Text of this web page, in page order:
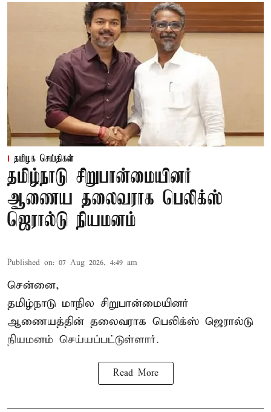
தமிழக செய்திகள்
தமிழ்நாடு சிறுபான்மையினர்
ஆணைய தலைவராக பெலிக்ஸ்
ஜெரால்டு நியமனம்
Published on: 07 Aug 2026, 4:49 am
சென்னை,
தமிழ்நாடு மாநில சிறுபான்மையினர்
ஆணையத்தின் தலைவராக பெலிக்ஸ் ஜெரால்டு
நியமனம் செய்யப்பட்டுள்ளார்.
Read More